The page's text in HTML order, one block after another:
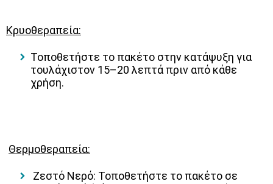
Κρυοθεραπεία:
Τοποθετήστε το πακέτο στην κατάψυξη για
τουλάχιστον 15–20 λεπτά πριν από κάθε
χρήση.
Θερμοθεραπεία:
Ζεστό Νερό: Τοποθετήστε το πακέτο σε